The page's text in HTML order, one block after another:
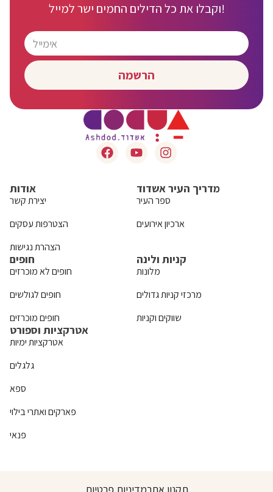
וקבלו את כל הדילים החמים ישר למייל!
הרשמה
אודות
יצירת קשר
הצטרפות עסקים
הצהרת נגישות
מדריך העיר אשדוד
ספר העיר
ארכיון אירועים
חופים
חופים לא מוכרזים
חופים לגולשים
חופים מוכרזים
קניות ולינה
מלונות
מרכזי קניות גדולים
שווקים וקניות
אטרקציות וספורט
אטרקציות ימיות
גלגלים
ספא
פארקים ואתרי בילוי
פנאי
מדיניות פרטיותתקנון אתר